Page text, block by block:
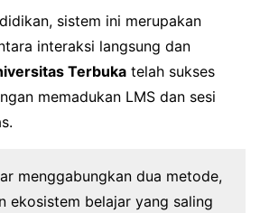
sistem ini merupakan
interaksi langsung dan
Terbuka telah sukses
memadukan LMS dan sesi
menggabungkan dua metode,
ekosistem belajar yang saling